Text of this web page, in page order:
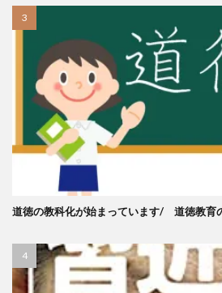
道徳の教科化が始まっています/ 道徳教育